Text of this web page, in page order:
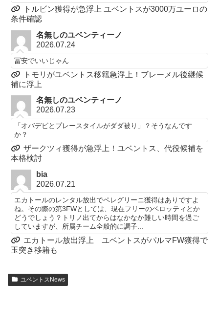
トルビン獲得が急浮上 ユベントスが3000万ユーロの
条件確認
名無しのユベンティーノ
2026.07.24
冨安でいいじゃん
トモリがユベントス移籍急浮上！ブレーメル後継候
補に浮上
名無しのユベンティーノ
2026.07.23
「オバデビとプレースタイルがダダ被り」？そうなんです
か？
ザークツィ獲得が急浮上！ユベントス、代役候補を
本格検討
bia
2026.07.21
エカトールのレンタル放出でペレグリーニ獲得はありですよ
ね。その際の第3FWとしては、現在フリーのベロッティとか
どうでしょう？トリノ出てからはなかなか難しい時間を過ご
していますが、所属チーム全般的に調子...
エカトール放出浮上 ユベントスがパルマFW獲得で
玉突き移籍も
ユベントスNews